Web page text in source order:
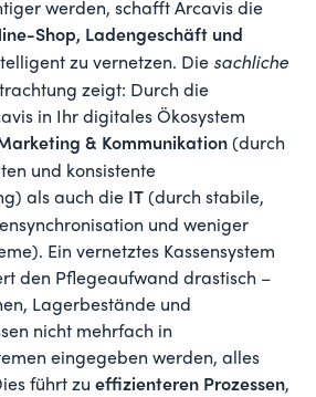
werden, schafft Arcavis die
Shop, Ladengeschäft und
zu vernetzen. Die sachliche
zeigt: Durch die
in Ihr digitales Ökosystem
& Kommunikation (durch
und konsistente
als auch die IT (durch stabile,
und weniger
Ein vernetztes Kassensystem
den Pflegeaufwand drastisch –
Lagerbestände und
nicht mehrfach in
eingegeben werden, alles
führt zu effizienteren Prozessen,